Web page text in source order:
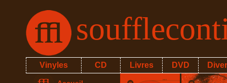
Vinyles CD Livres DVD